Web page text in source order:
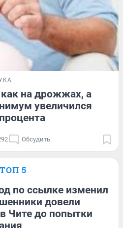
на дрожжах, а
увеличился
Обсудить
ТОП 5
по ссылке изменил
довели
Чите до попытки